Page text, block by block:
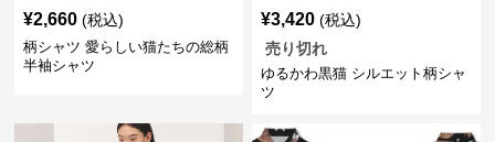
¥2,660 (税込)
柄シャツ 愛らしい猫たちの総柄
半袖シャツ
¥3,420 (税込)
売り切れ
ゆるかわ黒猫 シルエット柄シャ
ツ